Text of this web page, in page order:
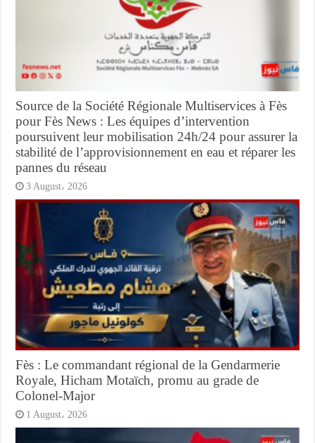
Source de la Société Régionale Multiservices à Fès
pour Fès News : Les équipes d’intervention
poursuivent leur mobilisation 24h/24 pour assurer la
stabilité de l’approvisionnement en eau et réparer les
pannes du réseau
3 August، 2026
Fès : Le commandant régional de la Gendarmerie
Royale, Hicham Motaïch, promu au grade de
Colonel-Major
1 August، 2026